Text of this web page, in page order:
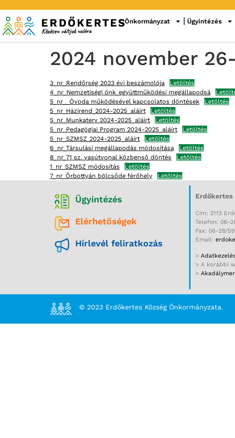
Önkormányzat Ügyintézés
2024 november
3_nr_Rendőrség 2023 évi beszámolója
Letöltés
4_nr_Nemzetiségi önk_együttműködési megállapodsá
5_nr__Óvoda működésével kapcsolatos döntések
Letöltés
5_nr_Házirend_2024-2025_aláírt
Letöltés
5_nr_Munkaterv 2024-2025_aláírt
Letöltés
5_nr_Pedagógiai Program 2024-2025_aláírt
Letöltés
5_nr_SZMSZ_2024-2025_aláírt
Letöltés
6_nr_Társulási megállapodás módosítása
Letöltés
8_nr_71 sz. vasútvonal közbenső döntés
Letöltés
1_nr_SZMSZ módosítás
Letöltés
7_nr_Őrbottyán bölcsőde férőhely
Letöltés
Ügyintézés
Elérhetőségek
Hírlevél feliratkozás
Erdőkertes
Cím: 2113
Telefon: 06-
Fax: 06-28/
Email:
>
> A korábbi
>
© 2023 Erdőkertes Község Önkormányzata.